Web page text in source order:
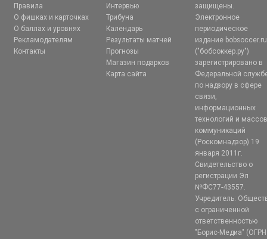
Правила
О фишках и карточках
О баллах и уровнях
Рекламодателям
Контакты
Интервью
Трибуна
Календарь
Результаты матчей
Прогнозы
Магазин подарков
Карта сайта
защищены.
Электронное
периодическое
издание bobsoccer.ru
("бобсоккер.ру")
зарегистрировано в
Федеральной
по надзору в сфере
связи,
информационных
технологий и
коммуникаций
(Роскомнадзор) 19
января 2011г.
Свидетельство о
регистрации Эл
№ФС77-43557.
Учредитель:
с ограниченной
ответственностью
"Борис-Медиа" (ОГРН